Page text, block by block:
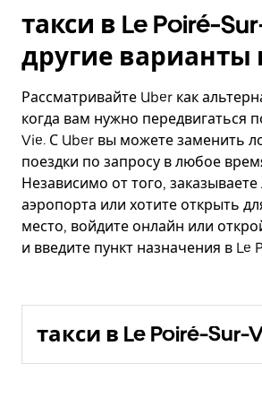
такси в Le Poiré-
другие варианты
Рассматривайте Uber как
когда вам нужно передвигаться
Vie. С Uber вы можете заменить
поездки по запросу в любое
Независимо от того,
аэропорта или хотите открыть
место, войдите онлайн или
и введите пункт назначения в Le
такси в Le Poiré-Sur-